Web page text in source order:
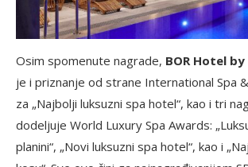
Osim spomenute nagrade, BOR Hotel
je i priznanje od strane International Spa
za „Najbolji luksuzni spa hotel“, kao i tri
dodeljuje World Luxury Spa Awards:
planini“, „Novi luksuzni spa hotel“, kao i